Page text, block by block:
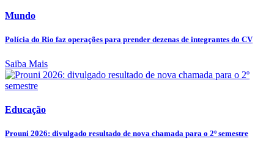
Mundo
Polícia do Rio faz operações para prender dezenas de integrantes do CV
Saiba Mais
Educação
Prouni 2026: divulgado resultado de nova chamada para o 2º semestre